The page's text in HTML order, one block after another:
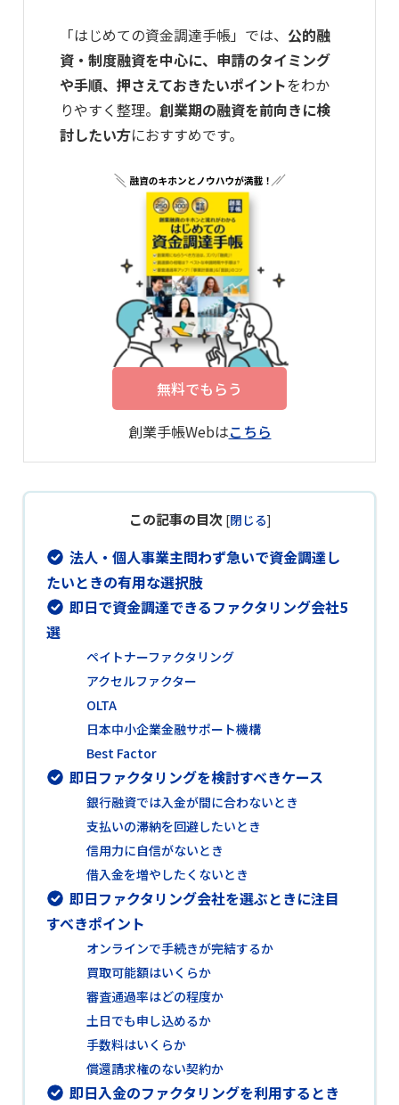
「はじめての資金調達手帳」では、 公的融
資・制度融資を中心に、申請のタイミング
や手順、押さえておきたいポイントをわか
りやすく整理。 創業期の融資を前向きに検
討したい方におすすめです。
無料でもらう
創業手帳Webはこちら
この記事の目次 [閉じる]
法人・個人事業主問わず急いで資金調達し
たいときの有用な選択肢
即日で資金調達できるファクタリング会社5
選
ペイトナーファクタリング
アクセルファクター
OLTA
日本中小企業金融サポート機構
Best Factor
即日ファクタリングを検討すべきケース
銀行融資では入金が間に合わないとき
支払いの滞納を回避したいとき
信用力に自信がないとき
借入金を増やしたくないとき
即日ファクタリング会社を選ぶときに注目
すべきポイント
オンラインで手続きが完結するか
買取可能額はいくらか
審査通過率はどの程度か
土日でも申し込めるか
手数料はいくらか
償還請求権のない契約か
即日入金のファクタリングを利用するとき